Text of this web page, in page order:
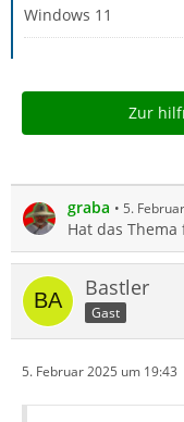
Windows 11
Zur
graba 5.
Hat das
Bastler
Gast
5. Februar 2025 um 19:43